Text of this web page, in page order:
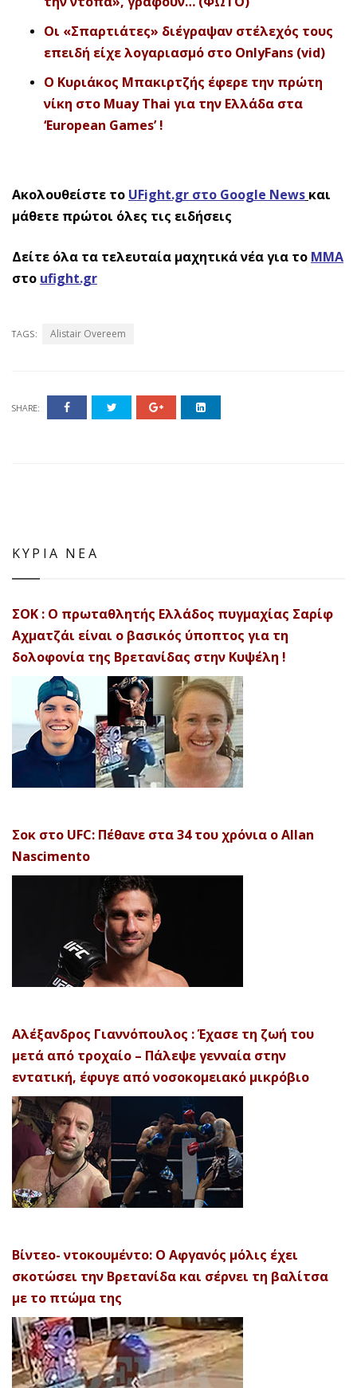
Οι «Σπαρτιάτες» διέγραψαν στέλεχός τους
επειδή είχε λογαριασμό στο OnlyFans (vid)
Ο Κυριάκος Μπακιρτζής έφερε την πρώτη
νίκη στο Muay Thai για την Ελλάδα στα
‘European Games’ !
Ακολουθείστε το UFight.gr στο Google News και
μάθετε πρώτοι όλες τις ειδήσεις
Δείτε όλα τα τελευταία μαχητικά νέα για το ΜΜΑ
στο ufight.gr
TAGS: Alistair Overeem
SHARE:
ΚΥΡΙΑ ΝΕΑ
ΣΟΚ : Ο πρωταθλητής Ελλάδος πυγμαχίας Σαρίφ
Αχματζάι είναι ο βασικός ύποπτος για τη
δολοφονία της Βρετανίδας στην Κυψέλη !
Σοκ στο UFC: Πέθανε στα 34 του χρόνια ο Allan
Nascimento
Αλέξανδρος Γιαννόπουλος : Έχασε τη ζωή του
μετά από τροχαίο – Πάλεψε γενναία στην
εντατική, έφυγε από νοσοκομειακό μικρόβιο
Βίντεο- ντοκουμέντο: Ο Αφγανός μόλις έχει
σκοτώσει την Βρετανίδα και σέρνει τη βαλίτσα
με το πτώμα της